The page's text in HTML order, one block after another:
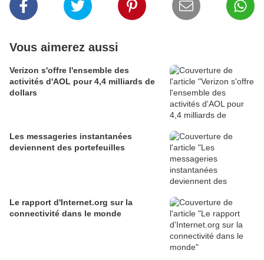
Vous aimerez aussi
Verizon s'offre l'ensemble des
activités d'AOL pour 4,4 milliards de
dollars
Les messageries instantanées
deviennent des portefeuilles
Le rapport d'Internet.org sur la
connectivité dans le monde